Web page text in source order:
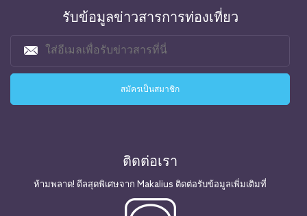
รับข้อมูลข่าวสารการท่องเที่ยว
ติดต่อเรา
ห้ามพลาด! ดีลสุดพิเศษจาก Makalius ติดต่อรับข้อมูลเพิ่มเติมที่